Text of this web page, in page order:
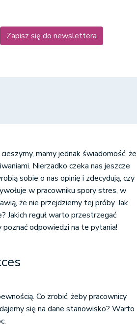
Zapisz się do newslettera
mamy jednak świadomość, że
Nierzadko czeka nas jeszcze
sobie o nas opinię i zdecydują, czy
w pracowniku spory stres, w
że nie przejdziemy tej próby. Jak
Jakich reguł warto przestrzegać
odpowiedzi na te pytania!
Co zrobić, żeby pracownicy
się na dane stanowisko? Warto